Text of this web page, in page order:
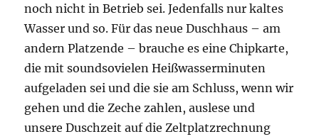
noch nicht in Betrieb sei. Jedenfalls nur kaltes
Wasser und so. Für das neue Duschhaus – am
andern Platzende – brauche es eine Chipkarte,
die mit soundsovielen Heißwasserminuten
aufgeladen sei und die sie am Schluss, wenn wir
gehen und die Zeche zahlen, auslese und
unsere Duschzeit auf die Zeltplatzrechnung